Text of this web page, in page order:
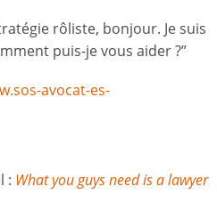
rôliste, bonjour. Je suis
puis-je vous aider ?”
avocat-es-
: What you guys need is a lawyer